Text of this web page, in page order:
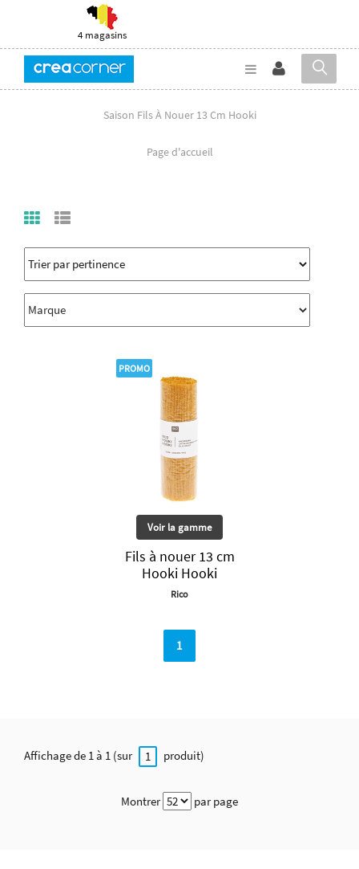
4 magasins
Saison Fils À Nouer 13 Cm Hooki
Page d'accueil
PROMO
Voir la gamme
Fils à nouer 13 cm
Hooki Hooki
Rico
1
Affichage de 1 à 1 (sur 1 produit)
Montrer par page